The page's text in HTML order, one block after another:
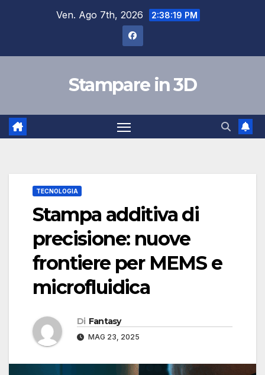
Ven. Ago 7th, 2026 2:38:20 PM
Stampare in 3D
TECNOLOGIA
Stampa additiva di
precisione: nuove
frontiere per MEMS e
microfluidica
Di Fantasy
MAG 23, 2025